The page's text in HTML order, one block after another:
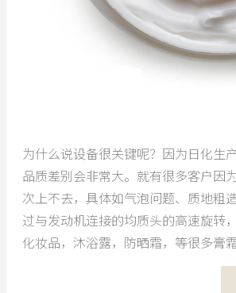
为什么说设备很关键呢？因为日化生
品质差别会非常大。就有很多客户因
次上不去，具体如气泡问题、质地
过与发动机连接的均质头的高速旋转
化妆品，沐浴露，防晒霜，等很多膏